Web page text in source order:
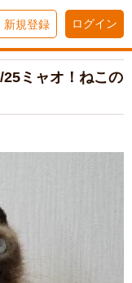
新規登録 ログイン
ミャオ！ねこの